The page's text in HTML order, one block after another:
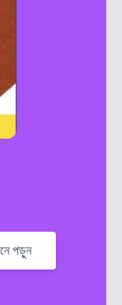
পড়ুন